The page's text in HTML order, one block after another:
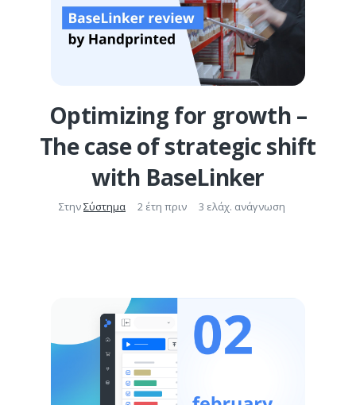
Optimizing for growth –
The case of strategic shift
with BaseLinker
ΣτηνΣύστημα 2 έτη πριν 3 ελάχ. ανάγνωση